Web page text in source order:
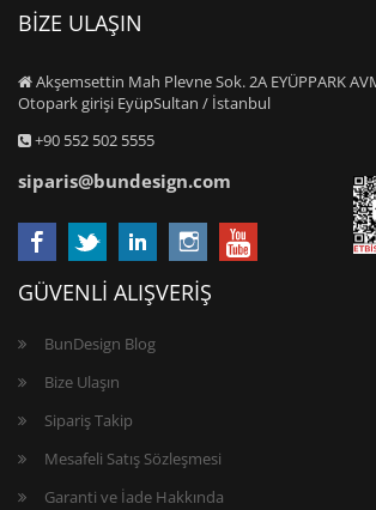
BİZE ULAŞIN
Akşemsettin Mah Plevne Sok. 2A EYÜPPARK
Otopark girişi EyüpSultan / İstanbul
+90 552 502 5555
siparis@bundesign.com
GÜVENLİ ALIŞVERİŞ
BunDesign Blog
Bize Ulaşın
Sipariş Takip
Mesafeli Satış Sözleşmesi
Garanti ve İade Hakkında